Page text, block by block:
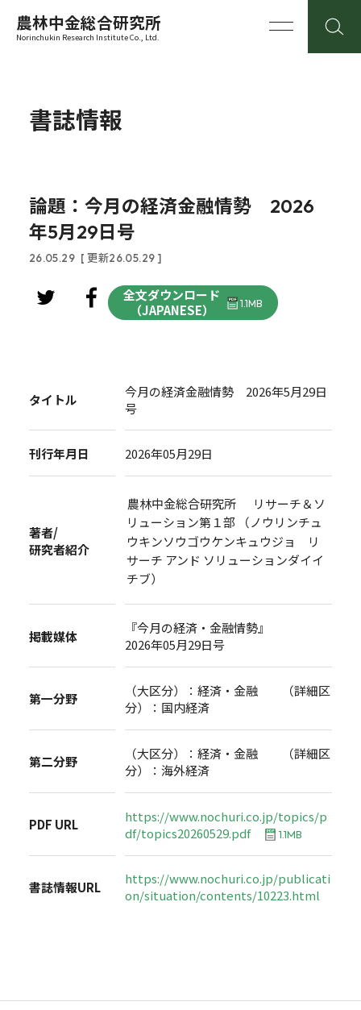
農林中金総合研究所
Norinchukin Research Institute Co., Ltd.
書誌情報
論題：今月の経済金融情勢 2026
年5月29日号
26.05.29 [ 更新26.05.29 ]
全文ダウンロード
（JAPANESE）
1.1MB
タイトル
今月の経済金融情勢 2026年5月29日
号
刊行年月日 2026年05月29日
著者/
研究者紹介
農林中金総合研究所 リサーチ＆ソ
リューション第１部 （ノウリンチュ
ウキンソウゴウケンキュウジョ リ
サーチ アンド ソリューションダイイ
チブ）
掲載媒体
『今月の経済・金融情勢』
2026年05月29日号
第一分野
（大区分）：経済・金融 （詳細区
分）：国内経済
第二分野
（大区分）：経済・金融 （詳細区
分）：海外経済
PDF URL
https://www.nochuri.co.jp/topics/p
df/topics20260529.pdf
1.1MB
書誌情報URL
https://www.nochuri.co.jp/publicati
on/situation/contents/10223.html